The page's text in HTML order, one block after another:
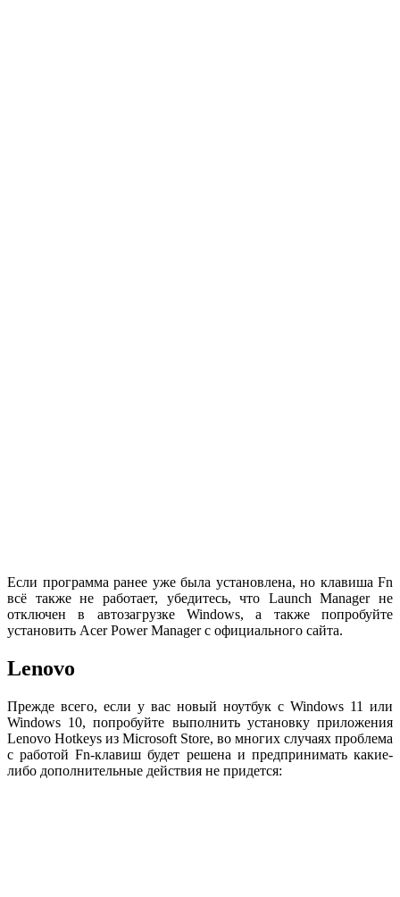
Если программа ранее уже была установлена, но клавиша Fn
всё также не работает, убедитесь, что Launch Manager не
отключен в автозагрузке Windows, а также попробуйте
установить Acer Power Manager с официального сайта.
Lenovo
Прежде всего, если у вас новый ноутбук с Windows 11 или
Windows 10, попробуйте выполнить установку приложения
Lenovo Hotkeys из Microsoft Store, во многих случаях проблема
с работой Fn-клавиш будет решена и предпринимать какие-
либо дополнительные действия не придется: